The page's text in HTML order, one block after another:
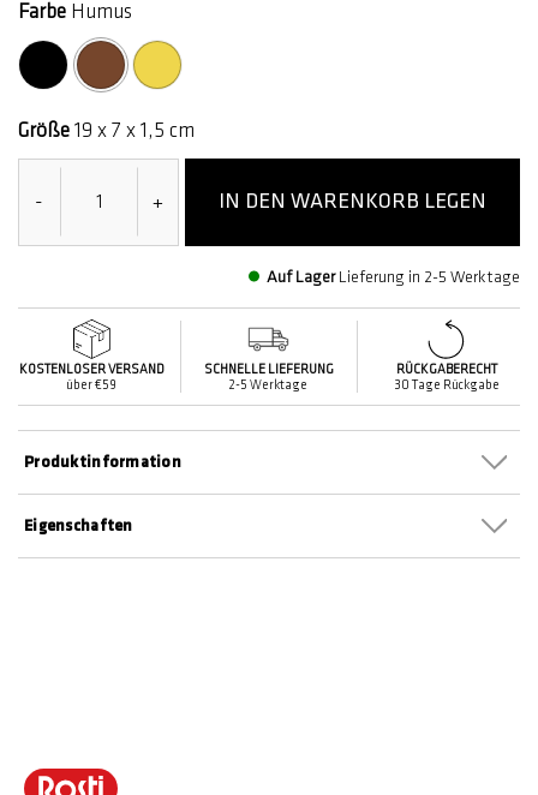
Farbe Humus
Ausgewählte
Größe 19 x 7 x 1,5 cm
- + IN DEN WARENKORB LEGEN
Auf Lager Lieferung in 2-5 Werktage
KOSTENLOSER VERSAND
über €59
SCHNELLE LIEFERUNG
2-5 Werktage
RÜCKGABERECHT
30 Tage Rückgabe
Eigenschaften
Produktinformation